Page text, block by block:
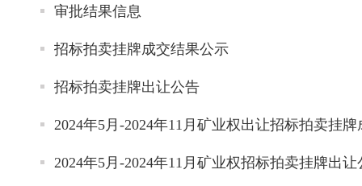
审批结果信息
招标拍卖挂牌成交结果公示
招标拍卖挂牌出让公告
2024年5月-2024年11月矿业权出让招标拍卖挂
2024年5月-2024年11月矿业权招标拍卖挂牌出